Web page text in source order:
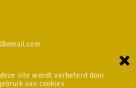
site wordt verbeterd door
van cookies.
×